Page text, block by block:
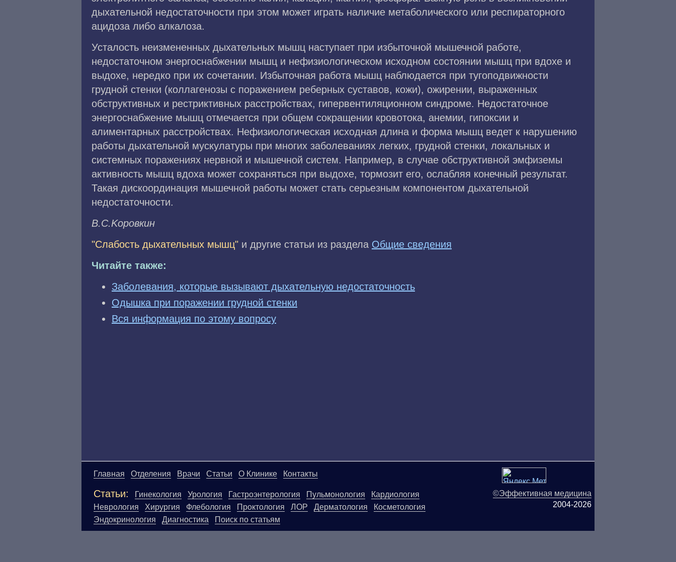
дыхательной недостаточности при этом может играть наличие метаболического или респираторного
ацидоза либо алкалоза.
Усталость неизмененных дыхательных мышц наступает при избыточной мышечной работе,
недостаточном энергоснабжении мышц и нефизиологическом исходном состоянии мышц при вдохе и
выдохе, нередко при их сочетании. Избыточная работа мышц наблюдается при тугоподвижности
грудной стенки (коллагенозы с поражением реберных суставов, кожи), ожирении, выраженных
обструктивных и рестриктивных расстройствах, гипервентиляционном синдроме. Недостаточное
энергоснабжение мышц отмечается при общем сокращении кровотока, анемии, гипоксии и
алиментарных расстройствах. Нефизиологическая исходная длина и форма мышц ведет к нарушению
работы дыхательной мускулатуры при многих заболеваниях легких, грудной стенки, локальных и
системных поражениях нервной и мышечной систем. Например, в случае обструктивной эмфиземы
активность мышц вдоха может сохраняться при выдохе, тормозит его, ослабляя конечный результат.
Такая дискоординация мышечной работы может стать серьезным компонентом дыхательной
недостаточности.
B.C.Kopoвкин
"Слабость дыхательных мышц" и другие статьи из раздела Общие сведения
Читайте также:
Заболевания, которые вызывают дыхательную недостаточность
Одышка при поражении грудной стенки
Вся информация по этому вопросу
Главная Отделения Врачи Статьи О Клинике Контакты
Статьи: Гинекология Урология Гастроэнтерология Пульмонология
Кардиология
Неврология
Хирургия Флебология Проктология ЛОР Дерматология
Косметология
Эндокринология
Диагностика Поиск по статьям
©Эффективная медицина
2004-2026